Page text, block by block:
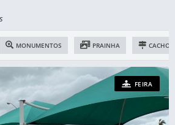
MONUMENTOS PRAINHA
FEIRA